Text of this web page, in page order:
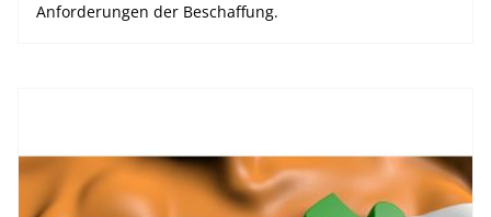
Anforderungen der Beschaffung.